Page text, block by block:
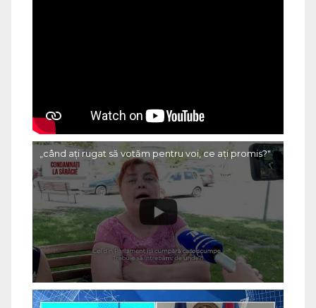
„când ați rugat să votăm pentru voi, ce ați promis?"